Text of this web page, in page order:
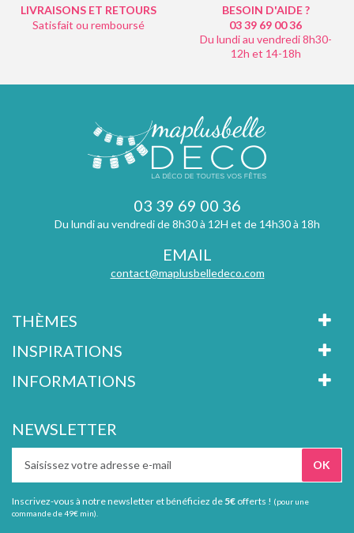
LIVRAISONS ET RETOURS
Satisfait ou remboursé
BESOIN D'AIDE ?
03 39 69 0036
Du lundi au vendredi 8h30-
12h et 14-18h
03 39 69 00 36
Du lundi au vendredi de 8h30 à 12H et de 14h30 à 18h
EMAIL
contact@maplusbelledeco.com
THÈMES
INSPIRATIONS
INFORMATIONS
NEWSLETTER
Inscrivez-vous à notre newsletter et bénéficiez de 5€ offerts ! (pour une
commande de 49€ min).